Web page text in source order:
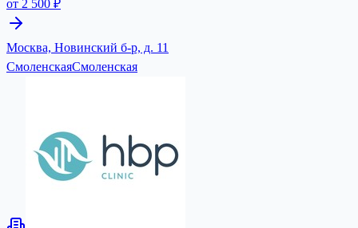
от 2 500 ₽
Москва, Новинский б-р, д. 11
СмоленскаяСмоленская